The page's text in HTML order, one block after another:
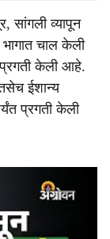
सांगली व्यापून
भागात चाल केली
केली आहे.
ईशान्य
प्रगती केली